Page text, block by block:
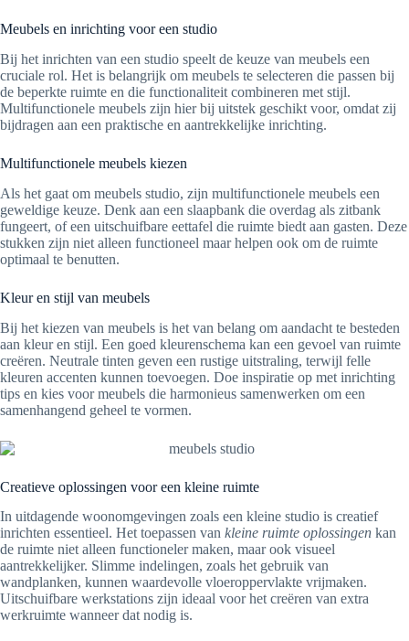
Meubels en inrichting voor een studio
Bij het inrichten van een studio speelt de keuze van meubels een
cruciale rol. Het is belangrijk om meubels te selecteren die passen bij
de beperkte ruimte en die functionaliteit combineren met stijl.
Multifunctionele meubels zijn hier bij uitstek geschikt voor, omdat zij
bijdragen aan een praktische en aantrekkelijke inrichting.
Multifunctionele meubels kiezen
Als het gaat om meubels studio, zijn multifunctionele meubels een
geweldige keuze. Denk aan een slaapbank die overdag als zitbank
fungeert, of een uitschuifbare eettafel die ruimte biedt aan gasten. Deze
stukken zijn niet alleen functioneel maar helpen ook om de ruimte
optimaal te benutten.
Kleur en stijl van meubels
Bij het kiezen van meubels is het van belang om aandacht te besteden
aan kleur en stijl. Een goed kleurenschema kan een gevoel van ruimte
creëren. Neutrale tinten geven een rustige uitstraling, terwijl felle
kleuren accenten kunnen toevoegen. Doe inspiratie op met inrichting
tips en kies voor meubels die harmonieus samenwerken om een
samenhangend geheel te vormen.
Creatieve oplossingen voor een kleine ruimte
In uitdagende woonomgevingen zoals een kleine studio is creatief
inrichten essentieel. Het toepassen van kleine ruimte oplossingen kan
de ruimte niet alleen functioneler maken, maar ook visueel
aantrekkelijker. Slimme indelingen, zoals het gebruik van
wandplanken, kunnen waardevolle vloeroppervlakte vrijmaken.
Uitschuifbare werkstations zijn ideaal voor het creëren van extra
werkruimte wanneer dat nodig is.